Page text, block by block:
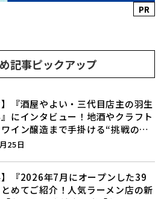
PR
記事ピックアップ
】『酒屋やよい・三代目店主の羽生
にインタビュー！地酒やクラフト
イン醸造まで手掛ける“挑戦の歴
♪
25日
】『2026年7月にオープンした39
めてご紹介！人気ラーメン店の新